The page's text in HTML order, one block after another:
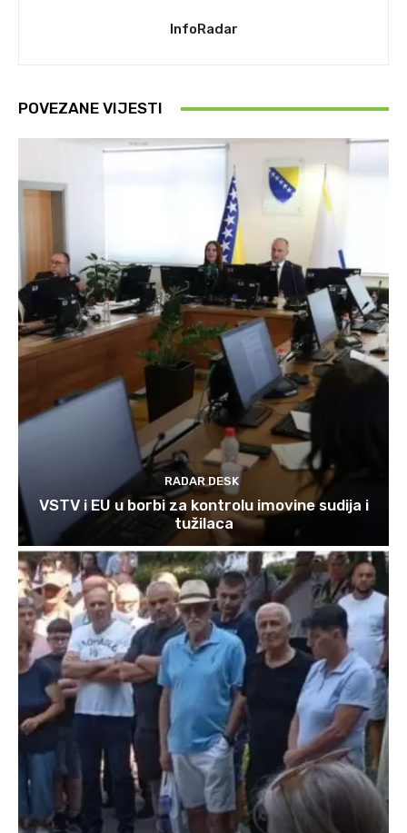
InfoRadar
POVEZANE VIJESTI
RADAR DESK
VSTV i EU u borbi za kontrolu imovine sudija i
tužilaca